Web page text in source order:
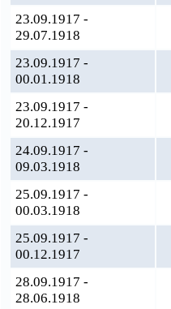
23.09.1917 -
29.07.1918
23.09.1917 -
00.01.1918
23.09.1917 -
20.12.1917
24.09.1917 -
09.03.1918
25.09.1917 -
00.03.1918
25.09.1917 -
00.12.1917
28.09.1917 -
28.06.1918